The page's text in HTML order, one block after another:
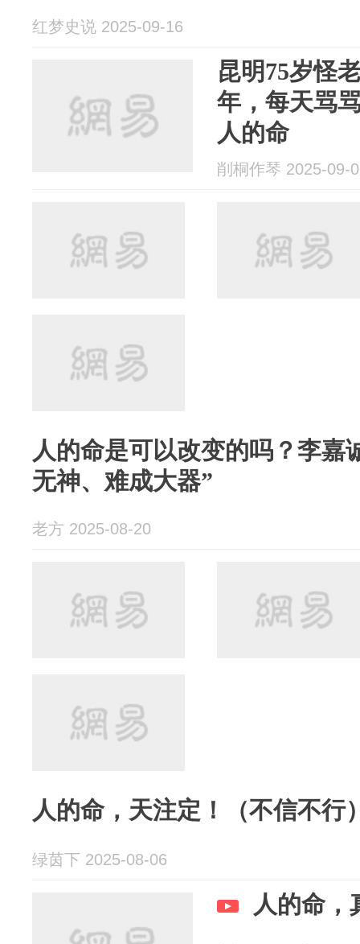
红梦史说 2025-09-16
昆明75岁怪
年，每天骂
人的命
削桐作琴 2025-09-
人的命是可以改变的吗？李嘉
无神、难成大器”
老方 2025-08-20
人的命，天注定！（不信不行
绿茵下 2025-08-06
人的命，